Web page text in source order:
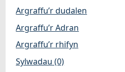
Argraffu’r dudalen
Argraffu’r Adran
Argraffu’r rhifyn
Sylwadau (0)